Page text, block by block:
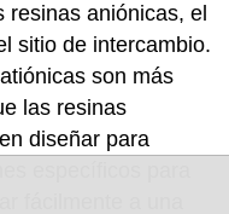
aniónicas, el
sitio de intercambio.
son más
las resinas
diseñar para
específicos para
fácilmente a una